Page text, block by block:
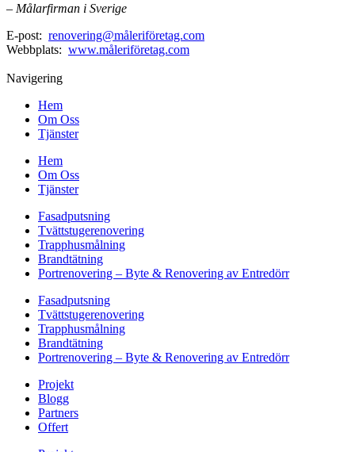
– Målarfirman i Sverige
E-post: renovering@måleriföretag.com
Webbplats: www.måleriföretag.com
Navigering
Hem
Om Oss
Tjänster
Hem
Om Oss
Tjänster
Fasadputsning
Tvättstugerenovering
Trapphusmålning
Brandtätning
Portrenovering – Byte & Renovering av Entredörr
Fasadputsning
Tvättstugerenovering
Trapphusmålning
Brandtätning
Portrenovering – Byte & Renovering av Entredörr
Projekt
Blogg
Partners
Offert